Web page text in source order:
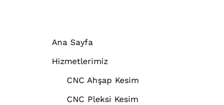
Ana Sayfa
Hizmetlerimiz
CNC Ahşap Kesim
CNC Pleksi Kesim